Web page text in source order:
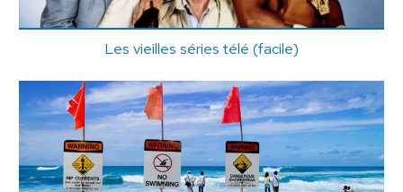
Les vieilles séries télé (facile)